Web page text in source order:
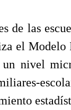
las
el
nivel